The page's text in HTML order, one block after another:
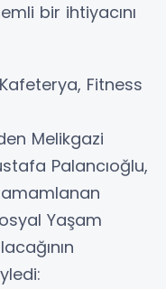
bir ihtiyacını
Fitness
Melikgazi
Palancıoğlu,
Yaşam